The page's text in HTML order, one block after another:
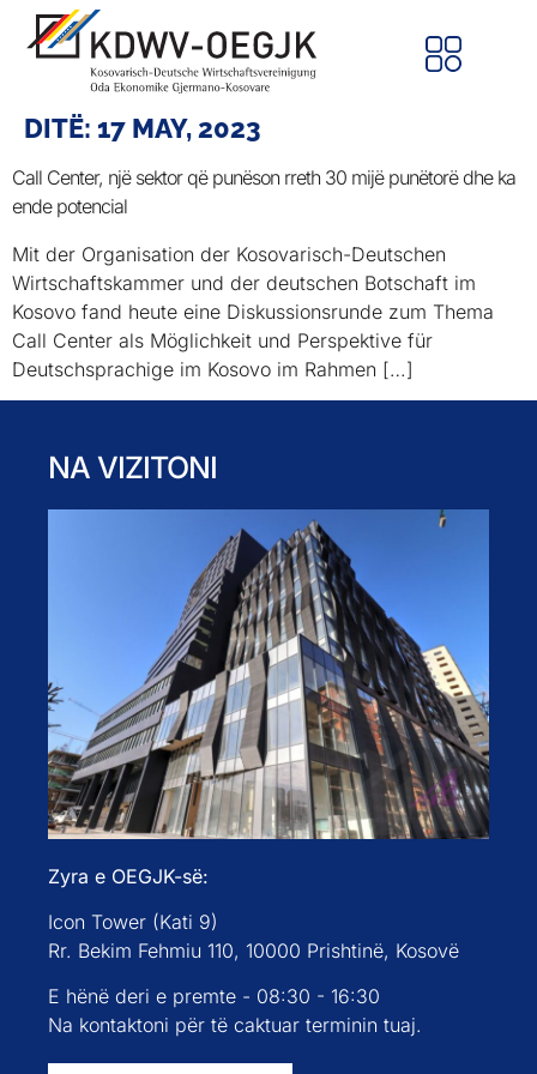
DITË: 17 MAY, 2023
Call Center, një sektor që punëson rreth 30 mijë punëtorë dhe ka
ende potencial
Mit der Organisation der Kosovarisch-Deutschen
Wirtschaftskammer und der deutschen Botschaft im
Kosovo fand heute eine Diskussionsrunde zum Thema
Call Center als Möglichkeit und Perspektive für
Deutschsprachige im Kosovo im Rahmen […]
NA VIZITONI
Zyra e OEGJK-së:
Icon Tower (Kati 9)
Rr. Bekim Fehmiu 110, 10000 Prishtinë, Kosovë
E hënë deri e premte - 08:30 - 16:30
Na kontaktoni për të caktuar terminin tuaj.